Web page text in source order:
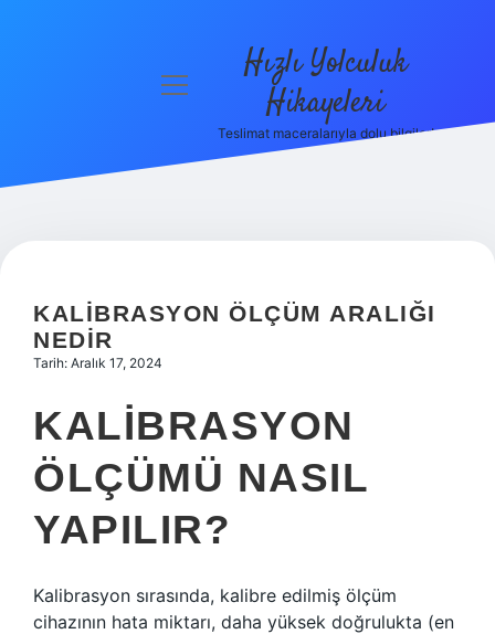
Hakkımızda
menüyü
Hızlı Yolculuk
Hikayeleri
Teslimat maceralarıyla dolu bilgiler!
KALIBRASYON ÖLÇÜM ARALIĞI
NEDIR
Tarih: Aralık 17, 2024
KALIBRASYON
ÖLÇÜMÜ NASIL
YAPILIR?
Kalibrasyon sırasında, kalibre edilmiş ölçüm
cihazının hata miktarı, daha yüksek doğrulukta (en